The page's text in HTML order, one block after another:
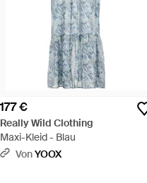
177 €
Really Wild Clothing
Maxi-Kleid - Blau
VonYOOX